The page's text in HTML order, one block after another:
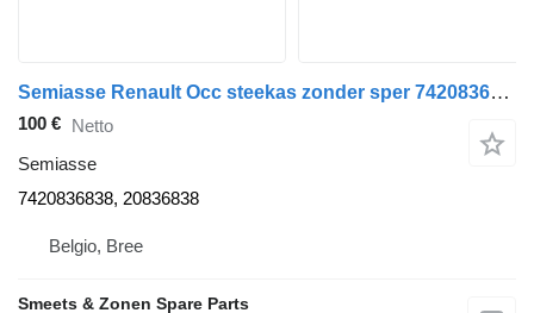
Semiasse Renault Occ steekas zonder sper 7420836838 per camion
100 € Netto
Semiasse
7420836838, 20836838
Belgio, Bree
Smeets & Zonen Spare Parts